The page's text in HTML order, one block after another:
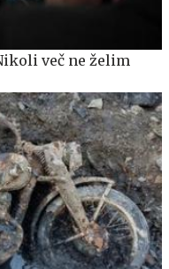
več ne želim